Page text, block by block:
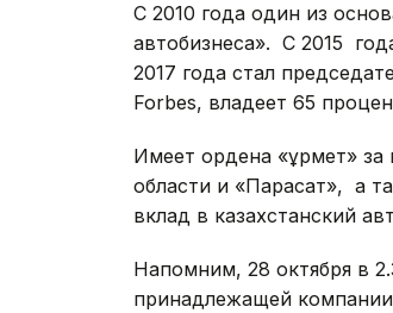
С 2010 года один из
автобизнеса». С 2015
2017 года стал
Forbes, владеет 65
Имеет ордена «Құрмет»
области и «Парасат», а
вклад в казахстанский
Напомним, 28 октября в
принадлежащей